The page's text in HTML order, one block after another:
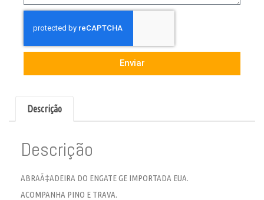
Enviar
Descrição
Descrição
ABRAÃ‡ADEIRA DO ENGATE GE IMPORTADA EUA.
ACOMPANHA PINO E TRAVA.